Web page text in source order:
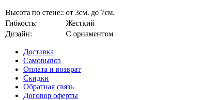
Высота по стене:: от 3см. до 7см.
Гибкость:
Жесткий
Дизайн:
С орнаментом
Доставка
Самовывоз
Оплата и возврат
Скидки
Обратная связь
Договор оферты